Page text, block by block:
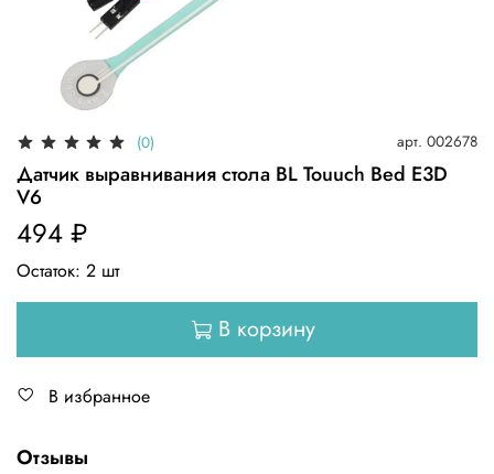
(0) арт. 002678
Датчик выравнивания стола BL Touuch Bed E3D
V6
494 ₽
Остаток: 2 шт
В корзину
В избранное
Отзывы